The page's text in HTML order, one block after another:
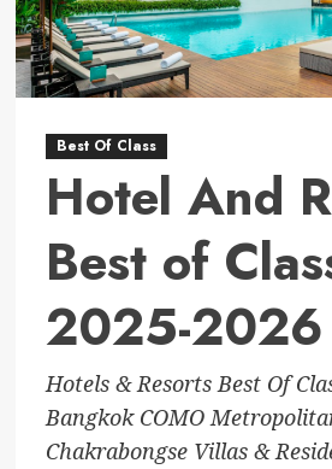
Best Of Class
Hotel And
Best of
2025-2026
Hotels & Resorts Best Of
Bangkok COMO
Chakrabongse Villas &